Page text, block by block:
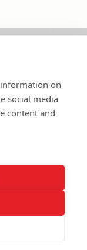
on
social media
content and